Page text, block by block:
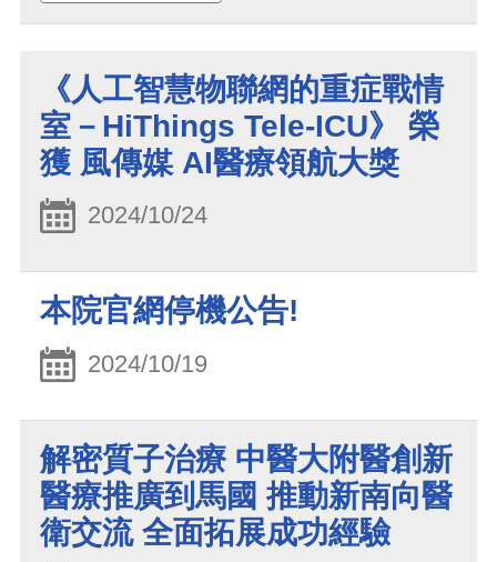
《人工智慧物聯網的重症戰情
室－HiThings Tele-ICU》 榮
獲 風傳媒 AI醫療領航大獎
2024/10/24
本院官網停機公告!
2024/10/19
解密質子治療 中醫大附醫創新
醫療推廣到馬國 推動新南向醫
衛交流 全面拓展成功經驗